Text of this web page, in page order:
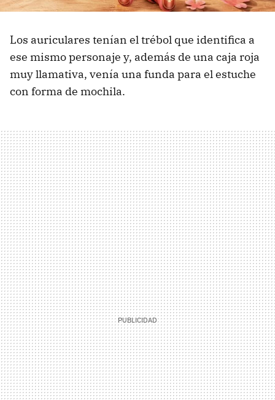
Los auriculares tenían el trébol que identifica a
ese mismo personaje y, además de una caja roja
muy llamativa, venía una funda para el estuche
con forma de mochila.